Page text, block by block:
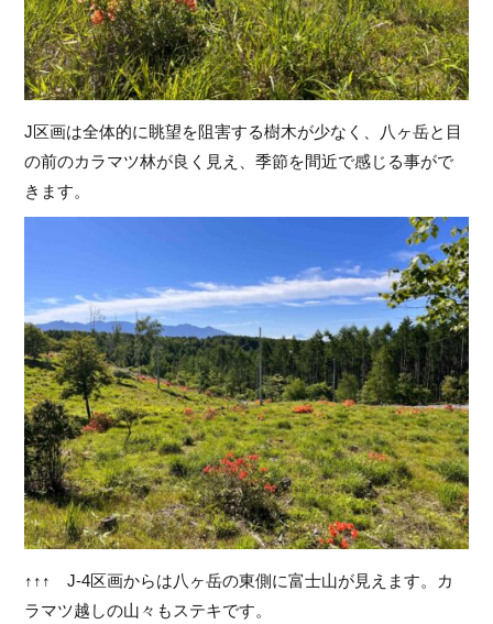
J区画は全体的に眺望を阻害する樹木が少なく、八ヶ岳と目
の前のカラマツ林が良く見え、季節を間近で感じる事がで
きます。
↑↑↑ J-4区画からは八ヶ岳の東側に富士山が見えます。カ
ラマツ越しの山々もステキです。